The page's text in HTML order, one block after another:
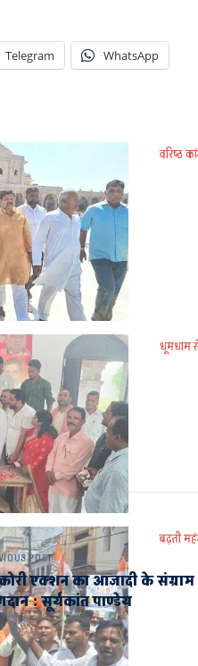
Telegram WhatsApp
वरिष्ठ
धूमधाम
बढ़ती
POST
एक्शन का आजादी के संग्राम
: सूर्यकांत पाण्डेय